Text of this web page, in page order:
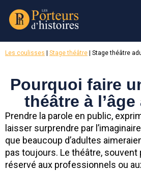
Les coulisses Stage théâtre | Stage théâtre
Pourquoi faire
théâtre à
Prendre la parole en public,
laisser surprendre par
que beaucoup d’adultes
pas toujours. Le théâtre,
réservé aux professionnels ou